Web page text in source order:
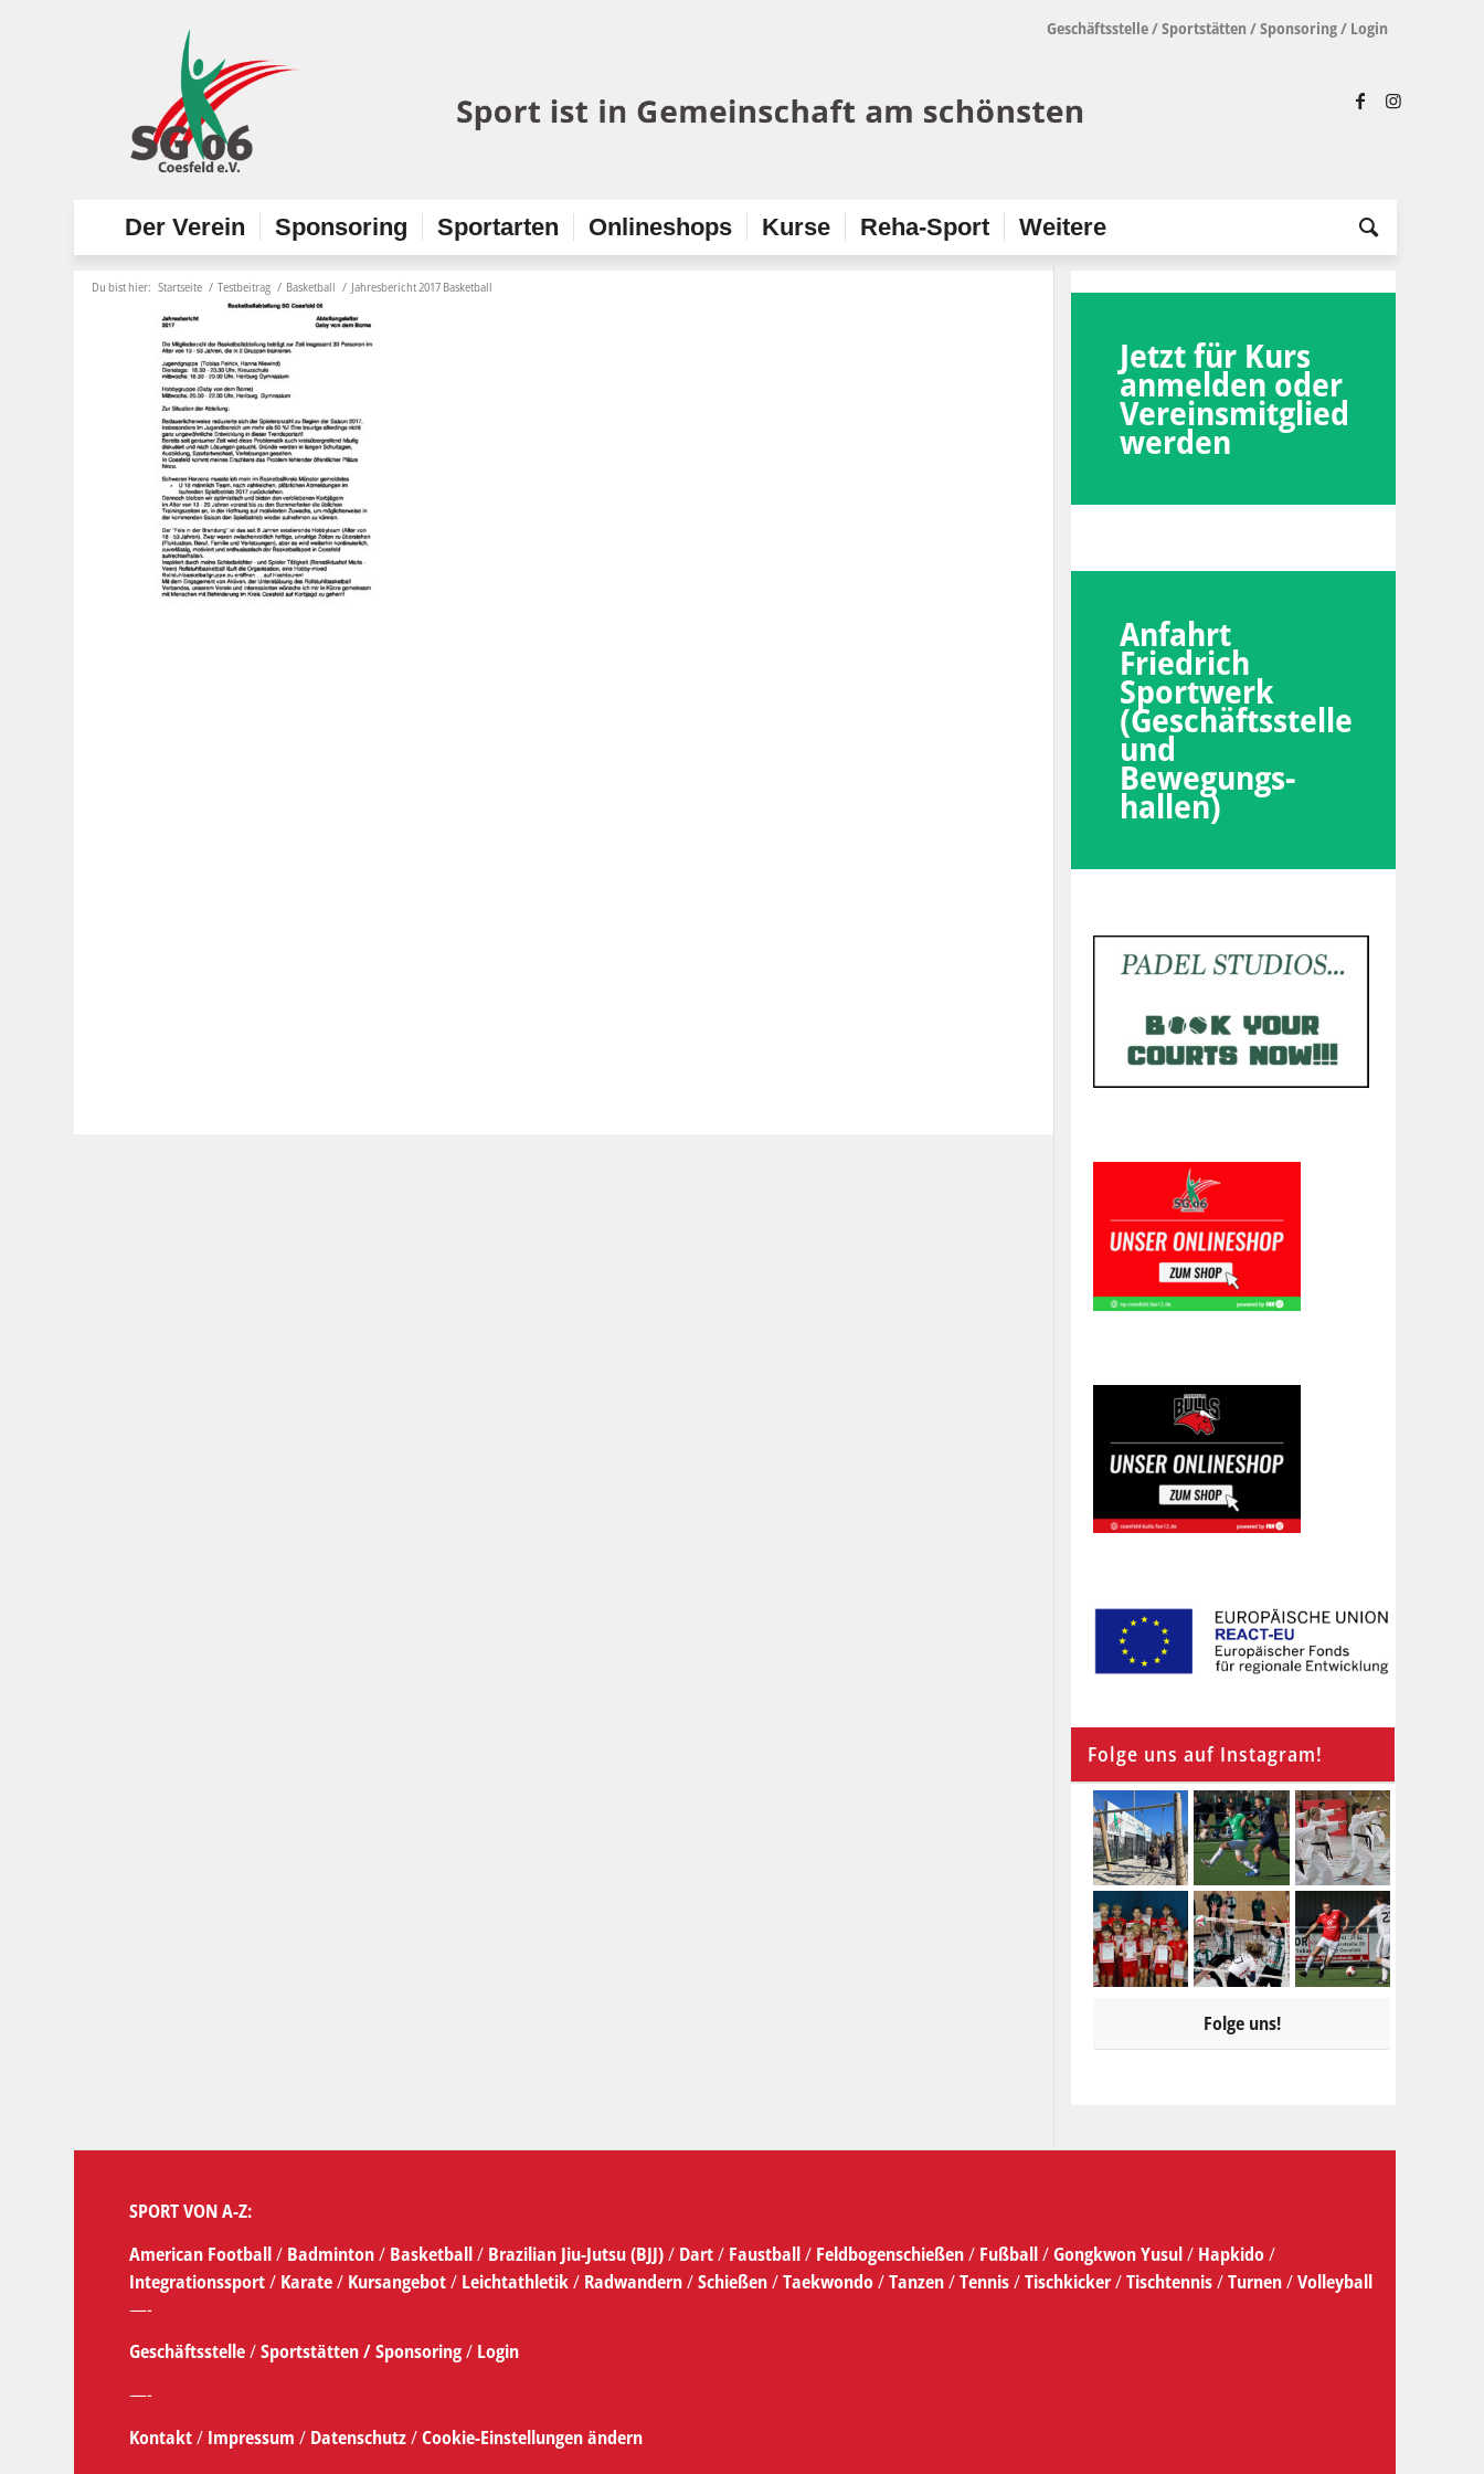
Geschäftsstelle/Sportstätten /Sponsoring/ Login
Der Verein Sponsoring Sportarten Onlineshops Kurse Reha-Sport Weitere
Du bist hier: Startseite / Testbeitrag / Basketball / Jahresbericht 2017 Basketball
Jetzt für Kurs
anmelden oder
Vereinsmitglied
werden
Anfahrt
Friedrich
Sportwerk
(Geschäftsstelle
und
Bewegungs-
hallen)
Folge uns auf Instagram!
Folge uns!
SPORT VON A-Z:
American Football/ Badminton/ Basketball/ Brazilian Jiu-Jutsu (BJJ)/ Dart/ Faustball/ Feldbogenschießen/ Fußball/Gongkwon Yusul/ Hapkido/
Integrationssport/ Karate/ Kursangebot/ Leichtathletik/ Radwandern/Schießen/Taekwondo/Tanzen/Tennis/Tischkicker/Tischtennis/Turnen/Volleyball
—-
Geschäftsstelle/Sportstätten /Sponsoring/ Login
—-
Kontakt/ Impressum/ Datenschutz/Cookie-Einstellungen ändern